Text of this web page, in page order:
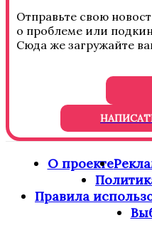
Отправьте свою
о проблеме или
Сюда же загружайте
О проекте
Правила